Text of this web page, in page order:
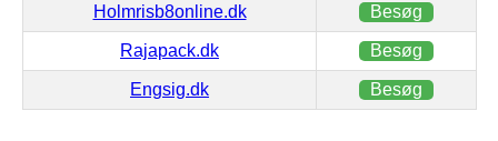
Holmrisb8online.dk Besøg
Rajapack.dk Besøg
Engsig.dk Besøg